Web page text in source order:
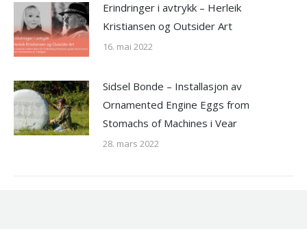
Erindringer i avtrykk – Herleik
Kristiansen og Outsider Art
16. mai 2022
Sidsel Bonde – Installasjon av
Ornamented Engine Eggs from
Stomachs of Machines i Vear
28. mars 2022